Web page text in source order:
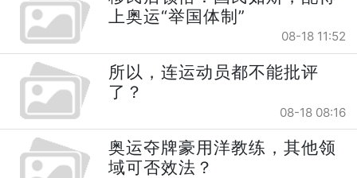
上奥运“举国体制”
08-18 11:52
所以，连运动员都不能批评
了？
08-18 08:16
奥运夺牌豪用洋教练，其他领
域可否效法？